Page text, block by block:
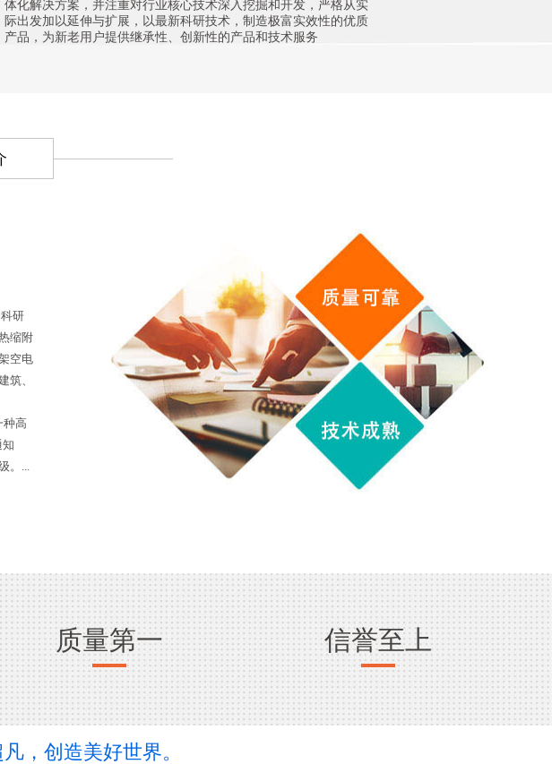
体化解决方案，并注重对行业核心技术深入挖掘和开发，严格从实
际出发加以延伸与扩展，以最新科研技术，制造极富实效性的优质
产品，为新老用户提供继承性、创新性的产品和技术服务
研
缩附
空电
筑、
种高
。...
质量第一 信誉至上
，创造美好世界。